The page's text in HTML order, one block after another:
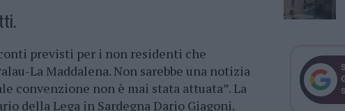
previsti per i non residenti che
La Maddalena. Non sarebbe una notizia
convenzione non è mai stata attuata”. La
della Lega in Sardegna Dario Giagoni.